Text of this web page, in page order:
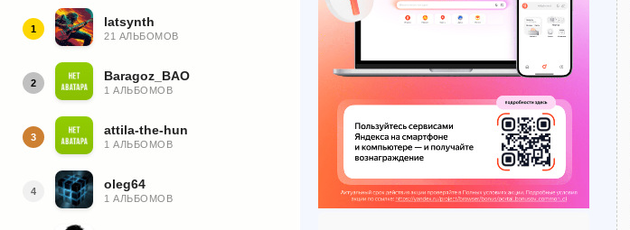
1 latsynth
21 АЛЬБОМОВ
2 Baragoz_BAO
1 АЛЬБОМОВ
3 attila-the-hun
1 АЛЬБОМОВ
4 oleg64
1 АЛЬБОМОВ